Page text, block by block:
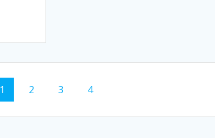
Página
1 Página
2 Página
3 Página
4